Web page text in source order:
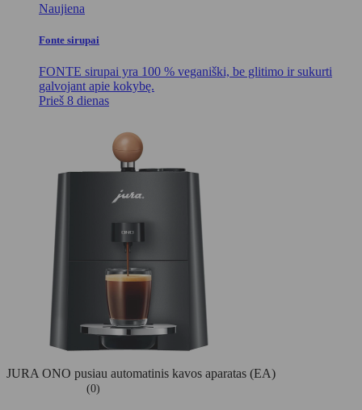
Naujiena
Fonte sirupai
FONTE sirupai yra 100 % veganiški, be glitimo ir sukurti
galvojant apie kokybę.
Prieš 8 dienas
JURA ONO pusiau automatinis kavos aparatas (EA)
(0)